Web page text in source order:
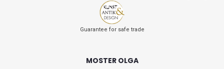
Guarantee for safe trade
MOSTER OLGA